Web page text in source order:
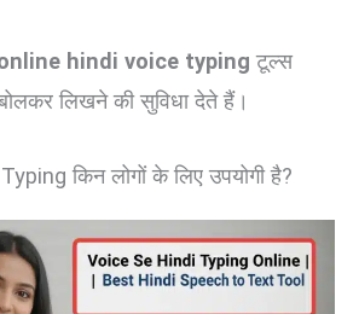
hindi voice typing टूल्स
लिखने की सुविधा देते हैं।
किन लोगों के लिए उपयोगी है?